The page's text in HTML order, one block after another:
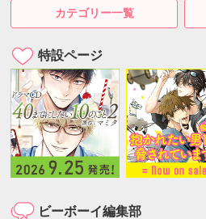
カテゴリー一覧
特設ページ
ビーボーイ編集部